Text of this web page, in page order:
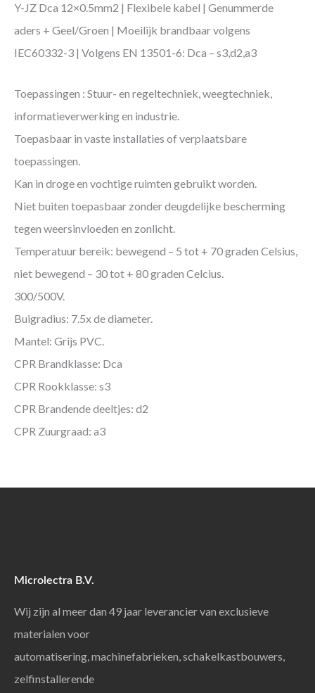
Y-JZ Dca 12×0.5mm2 | Flexibele kabel | Genummerde
aders + Geel/Groen | Moeilijk brandbaar volgens
IEC60332-3 | Volgens EN 13501-6: Dca – s3,d2,a3
Toepassingen : Stuur- en regeltechniek, weegtechniek,
informatieverwerking en industrie.
Toepasbaar in vaste installaties of verplaatsbare
toepassingen.
Kan in droge en vochtige ruimten gebruikt worden.
Niet buiten toepasbaar zonder deugdelijke bescherming
tegen weersinvloeden en zonlicht.
Temperatuur bereik: bewegend – 5 tot + 70 graden Celsius,
niet bewegend – 30 tot + 80 graden Celcius.
300/500V.
Buigradius: 7.5x de diameter.
Mantel: Grijs PVC.
CPR Brandklasse: Dca
CPR Rookklasse: s3
CPR Brandende deeltjes: d2
CPR Zuurgraad: a3
Microlectra B.V.
Wij zijn al meer dan 49 jaar leverancier van exclusieve
materialen voor
automatisering, machinefabrieken, schakelkastbouwers,
zelfinstallerende